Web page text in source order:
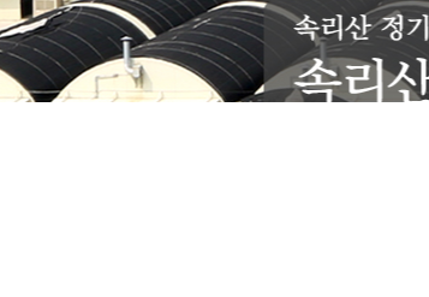
체험형관광
테마별관광
삼림욕관광
농원갤러리
이용후기
공